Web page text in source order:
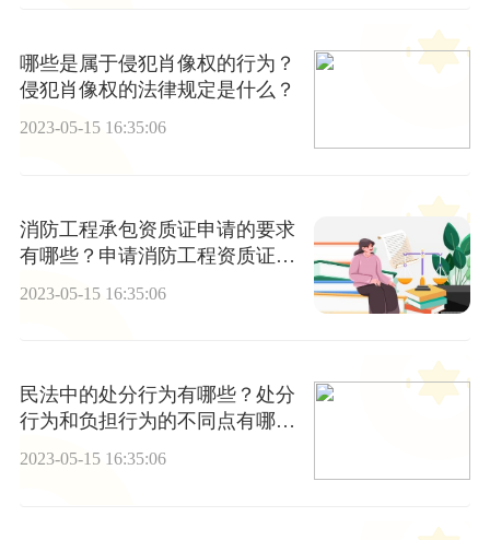
哪些是属于侵犯肖像权的行为？
侵犯肖像权的法律规定是什么？
2023-05-15 16:35:06
消防工程承包资质证申请的要求
有哪些？申请消防工程资质证的
2023-05-15 16:35:06
民法中的处分行为有哪些？处分
行为和负担行为的不同点有哪
些？
2023-05-15 16:35:06